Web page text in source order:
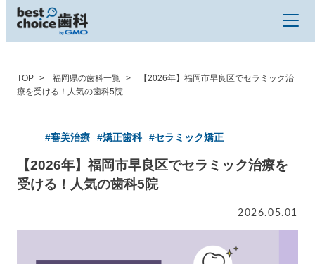
TOP 福岡県の歯科一覧
【2026年】福岡市早良区でセラミック治
療を受ける！人気の歯科5院
#審美治療 #矯正歯科 #セラミック矯正
【2026年】福岡市早良区でセラミック治療を
受ける！人気の歯科5院
2026.05.01